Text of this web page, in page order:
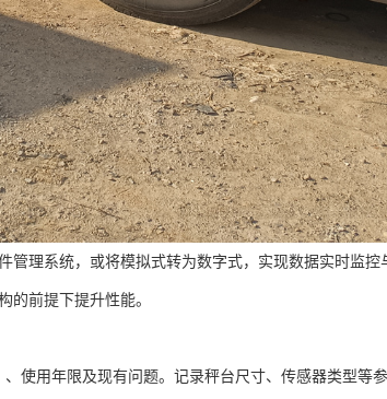
理系统，或将模拟式转为数字式，实现数据实时监控
的前提下提升性能。
使用年限及现有问题。记录秤台尺寸、传感器类型等